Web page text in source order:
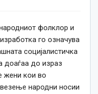
фолклор и
го означува
социјалистичка
доаѓаа до израз
жени кои во
народни носии